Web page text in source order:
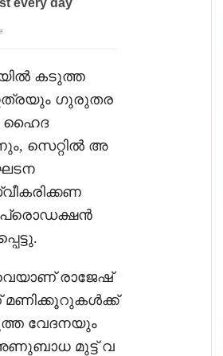
കടുത്ത
ഇത്രയും ഗുരുതര
ഹൈദ
സെറ്റിൽ അ
പ്രൊഡക്ഷൻ
രാജേഷ്
മണിക്കൂറുകൾക്ക്
വേദനയും
അണുബാധ മുട്ട് വ